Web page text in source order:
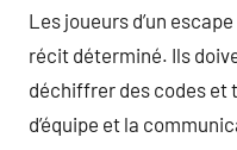
Les joueurs d’un
récit déterminé. Ils
déchiffrer des codes et
d’équipe et la